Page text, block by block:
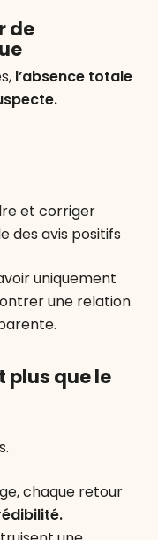
de
l’absence totale
et corriger
des avis positifs
uniquement
une relation
plus que le
chaque retour